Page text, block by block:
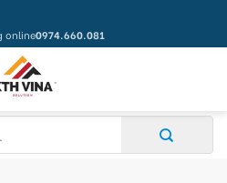
online0974.660.081